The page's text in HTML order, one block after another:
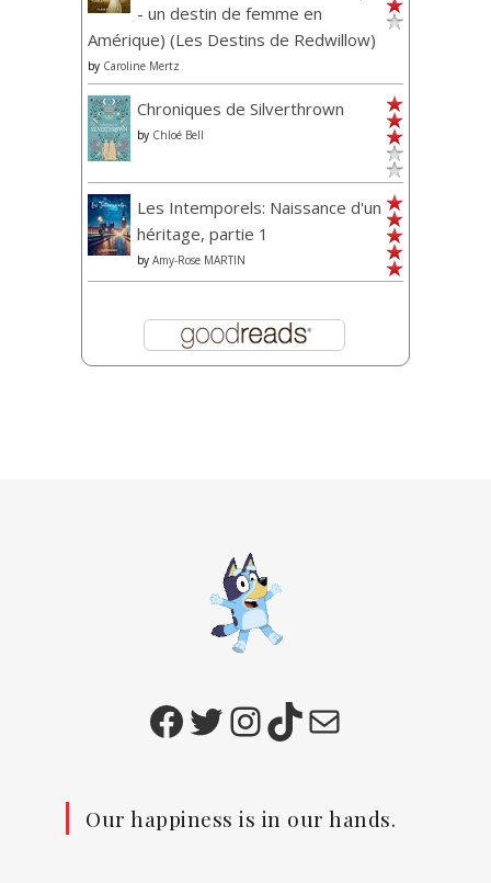
- un destin de femme en
Amérique) (Les Destins de Redwillow)
by Caroline Mertz
Chroniques de Silverthrown
by Chloé Bell
Les Intemporels: Naissance d'un
héritage, partie 1
by Amy-Rose MARTIN
Facebook
TwitterInstagram
TikTokE-mail
Our happiness is in our hands.